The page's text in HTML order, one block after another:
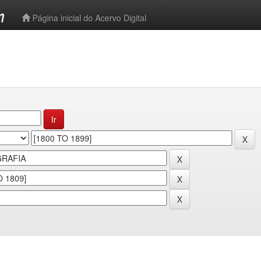
Página inicial do Acervo Digital